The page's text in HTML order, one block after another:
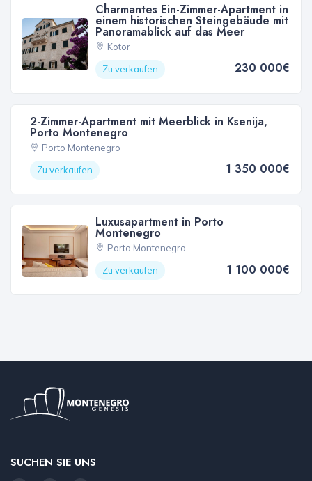
Charmantes Ein-Zimmer-Apartment in
einem historischen Steingebäude mit
Panoramablick auf das Meer
Kotor
Zu verkaufen
230 000€
2-Zimmer-Apartment mit Meerblick in Ksenija,
Porto Montenegro
Porto Montenegro
Zu verkaufen
1 350 000€
Luxusapartment in Porto
Montenegro
Porto Montenegro
Zu verkaufen
1 100 000€
SUCHEN SIE UNS